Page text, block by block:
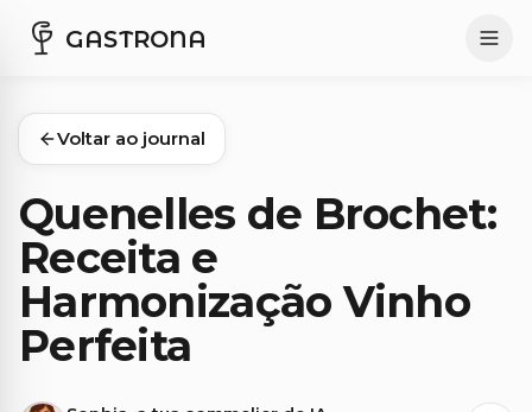
GASTRONA
Voltar ao journal
Quenelles de Brochet:
Receita e
Harmonização Vinho
Perfeita